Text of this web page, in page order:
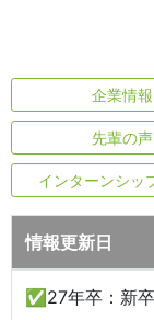
企業情報
先輩の声
インターンシッ
情報更新日
✅27年卒：新